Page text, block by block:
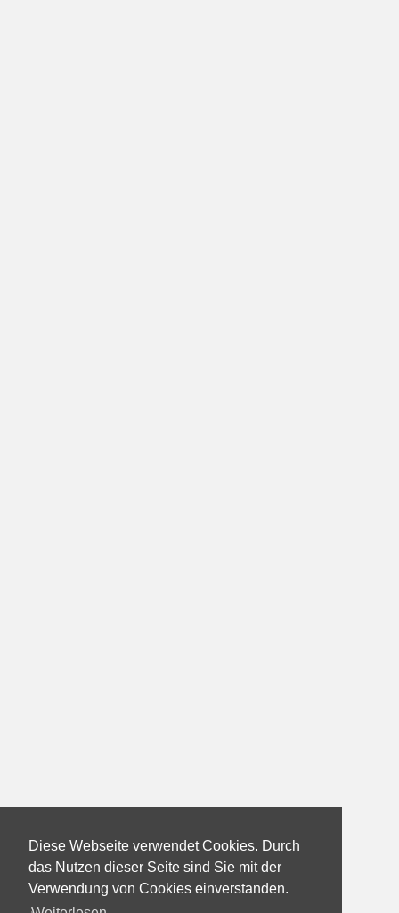
Diese Webseite verwendet Cookies. Durch
das Nutzen dieser Seite sind Sie mit der
Verwendung von Cookies einverstanden.